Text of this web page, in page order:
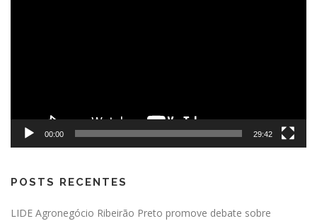
00:00 29:42
POSTS RECENTES
LIDE Agronegócio Ribeirão Preto promove debate sobre